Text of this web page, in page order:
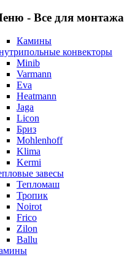
- Все для монтажа
Камины
конвекторы
Minib
Varmann
Eva
Heatmann
Jaga
Licon
Бриз
Mohlenhoff
Klima
Kermi
завесы
Тепломаш
Тропик
Noirot
Frico
Zilon
Ballu